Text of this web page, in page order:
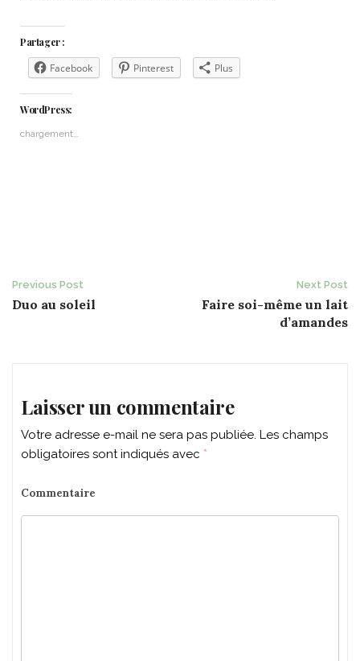
Partager :
Facebook Pinterest Plus
WordPress:
chargement…
Post
Previous Post
Duo au soleil
Next Post
Faire soi-même un lait
d’amandes
Laisser un commentaire
Votre adresse e-mail ne sera pas publiée. Les champs
obligatoires sont indiqués avec *
Commentaire